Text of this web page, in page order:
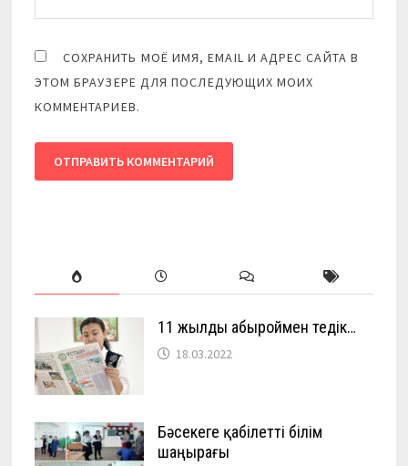
СОХРАНИТЬ МОЁ ИМЯ, EMAIL И АДРЕС САЙТА В
ЭТОМ БРАУЗЕРЕ ДЛЯ ПОСЛЕДУЮЩИХ МОИХ
КОММЕНТАРИЕВ.
11 жылды абыроймен өтедік…
18.03.2022
Бәсекеге қабілетті білім
шаңырағы